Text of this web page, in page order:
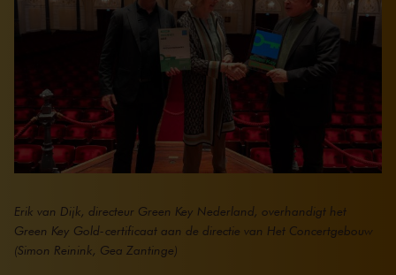
Erik van Dijk, directeur Green Key Nederland, overhandigt het
Green Key Gold-certificaat aan de directie van Het Concertgebouw
(Simon Reinink, Gea Zantinge)